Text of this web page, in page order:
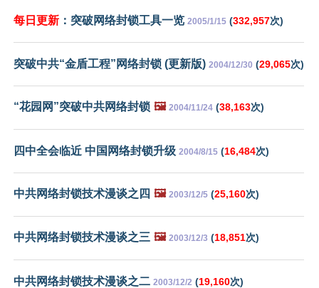
每日更新 ：突破网络封锁工具一览 2005/1/15 (332,957次)
突破中共“金盾工程”网络封锁 (更新版) 2004/12/30 (29,065次)
“花园网”突破中共网络封锁 🖼️ 2004/11/24 (38,163次)
四中全会临近 中国网络封锁升级 2004/8/15 (16,484次)
中共网络封锁技术漫谈之四 🖼️ 2003/12/5 (25,160次)
中共网络封锁技术漫谈之三 🖼️ 2003/12/3 (18,851次)
中共网络封锁技术漫谈之二 2003/12/2 (19,160次)